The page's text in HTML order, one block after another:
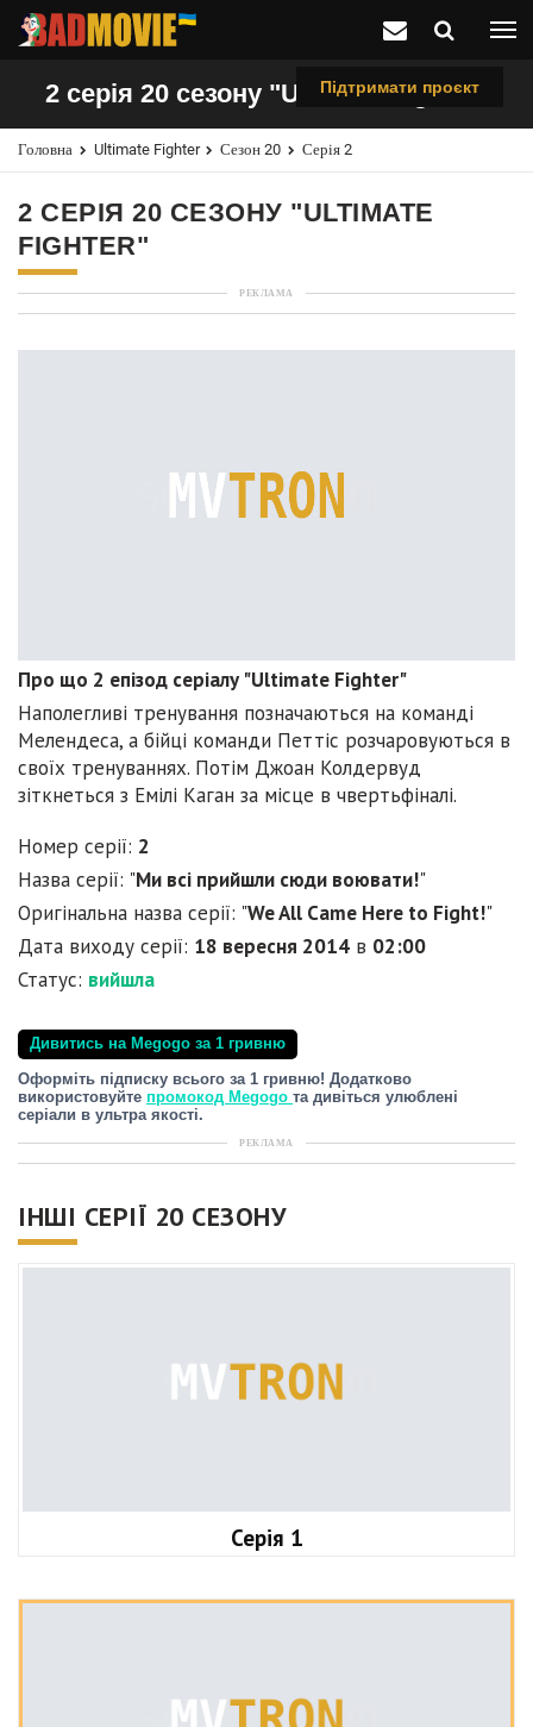
Підтримати проєкт
2 серія 20 сезону "Ultimate Fighter"
Головна Ultimate Fighter Сезон 20 Серія 2
2 СЕРІЯ 20 СЕЗОНУ "ULTIMATE
FIGHTER"
РЕКЛАМА
Про що 2 епізод серіалу "Ultimate Fighter"
Наполегливі тренування позначаються на команді
Мелендеса, а бійці команди Петтіс розчаровуються в
своїх тренуваннях. Потім Джоан Колдервуд
зіткнеться з Емілі Каган за місце в чвертьфіналі.
Номер серії: 2
Назва серії: "Ми всі прийшли сюди воювати!"
Оригінальна назва серії: "We All Came Here to Fight!"
Дата виходу серії: 18 вересня 2014 в 02:00
Статус: вийшла
Дивитись на Megogo за 1 гривню
Оформіть підписку всього за 1 гривню! Додатково
використовуйте промокод Megogo та дивіться улюблені
серіали в ультра якості.
РЕКЛАМА
ІНШІ СЕРІЇ 20 СЕЗОНУ
Серія 1